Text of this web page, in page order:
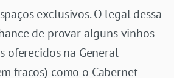
exclusivos. O legal dessa
de provar alguns vinhos
oferecidos na General
fracos) como o Cabernet